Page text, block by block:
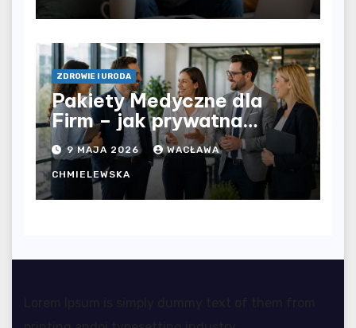
ZDROWIE I URODA
Pakiety Medyczne dla
Firm – jak prywatna
opieka zdrowotna
wpływa na jakość
współpracy w
organizacji?
9 MAJA 2026 WACŁAWA
CHMIELEWSKA